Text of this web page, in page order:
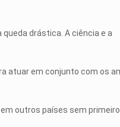
drástica. A ciência e a
atuar em conjunto com os
outros países sem